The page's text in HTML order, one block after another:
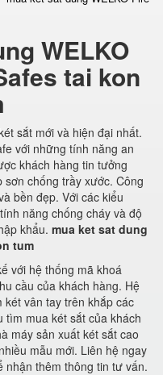
WELKO
tai kon
sắt mới và hiện đại nhất.
với những tính năng an
khách hàng tin tưởng
chống trầy xước. Công
bền đẹp. Với các kiểu
năng chống cháy và độ
khẩu. mua ket sat dung
tum
với hệ thống mã khoá
cầu của khách hàng. Hệ
vân tay trên khắp các
tìm mua két sắt của khách
máy sản xuất két sắt cao
mẫu mới. Liên hệ ngay
nhận thêm thông tin tư vấn.